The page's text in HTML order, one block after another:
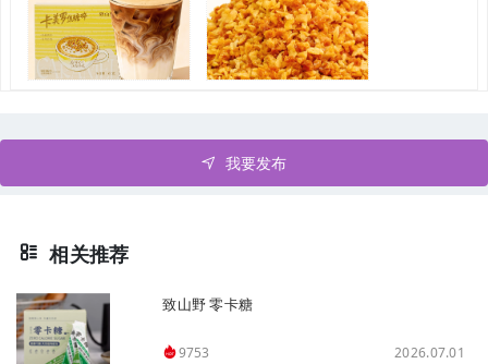
我要发布
相关推荐
致山野 零卡糖
9753 2026.07.01